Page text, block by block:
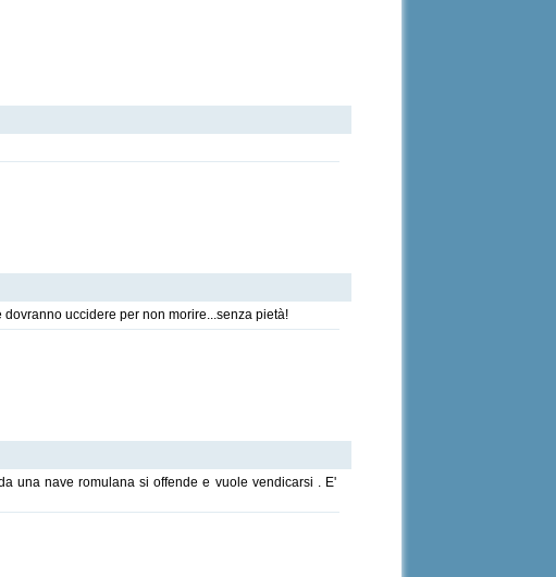
uccidere per non morire...senza pietà!
una nave romulana si offende e vuole vendicarsi . E'